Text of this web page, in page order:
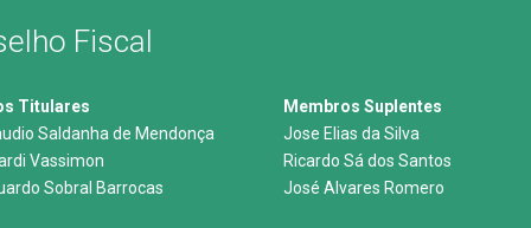
Fiscal
Titulares
Saldanha de Mendonça
Vassimon
Sobral Barrocas
Membros Suplentes
Jose Elias da Silva
Ricardo Sá dos Santos
José Alvares Romero